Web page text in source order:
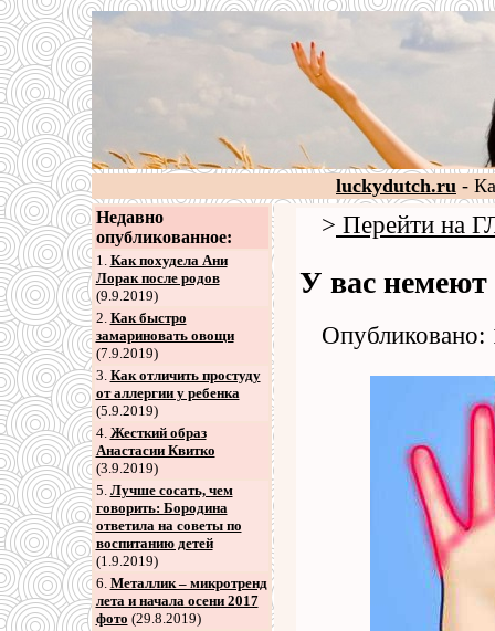
luckydutch.ru -
Недавно
опубликованное:
1. Как похудела Ани
Лорак после родов
(9.9.2019)
2. Как быстро
замариновать овощи
(7.9.2019)
3. Как отличить простуду
от аллергии у ребенка
(5.9.2019)
4. Жесткий образ
Анастасии Квитко
(3.9.2019)
5. Лучше сосать, чем
говорить: Бородина
ответила на советы по
воспитанию детей
(1.9.2019)
6. Металлик – микротренд
лета и начала осени 2017
фото (29.8.2019)
> Перейти на
У вас немеют
Опубликовано: